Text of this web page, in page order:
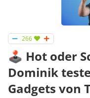
266
🕹️ Hot oder
Dominik
Gadgets von